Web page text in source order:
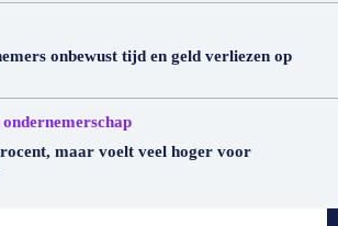
onbewust tijd en geld verliezen op
maar voelt veel hoger voor